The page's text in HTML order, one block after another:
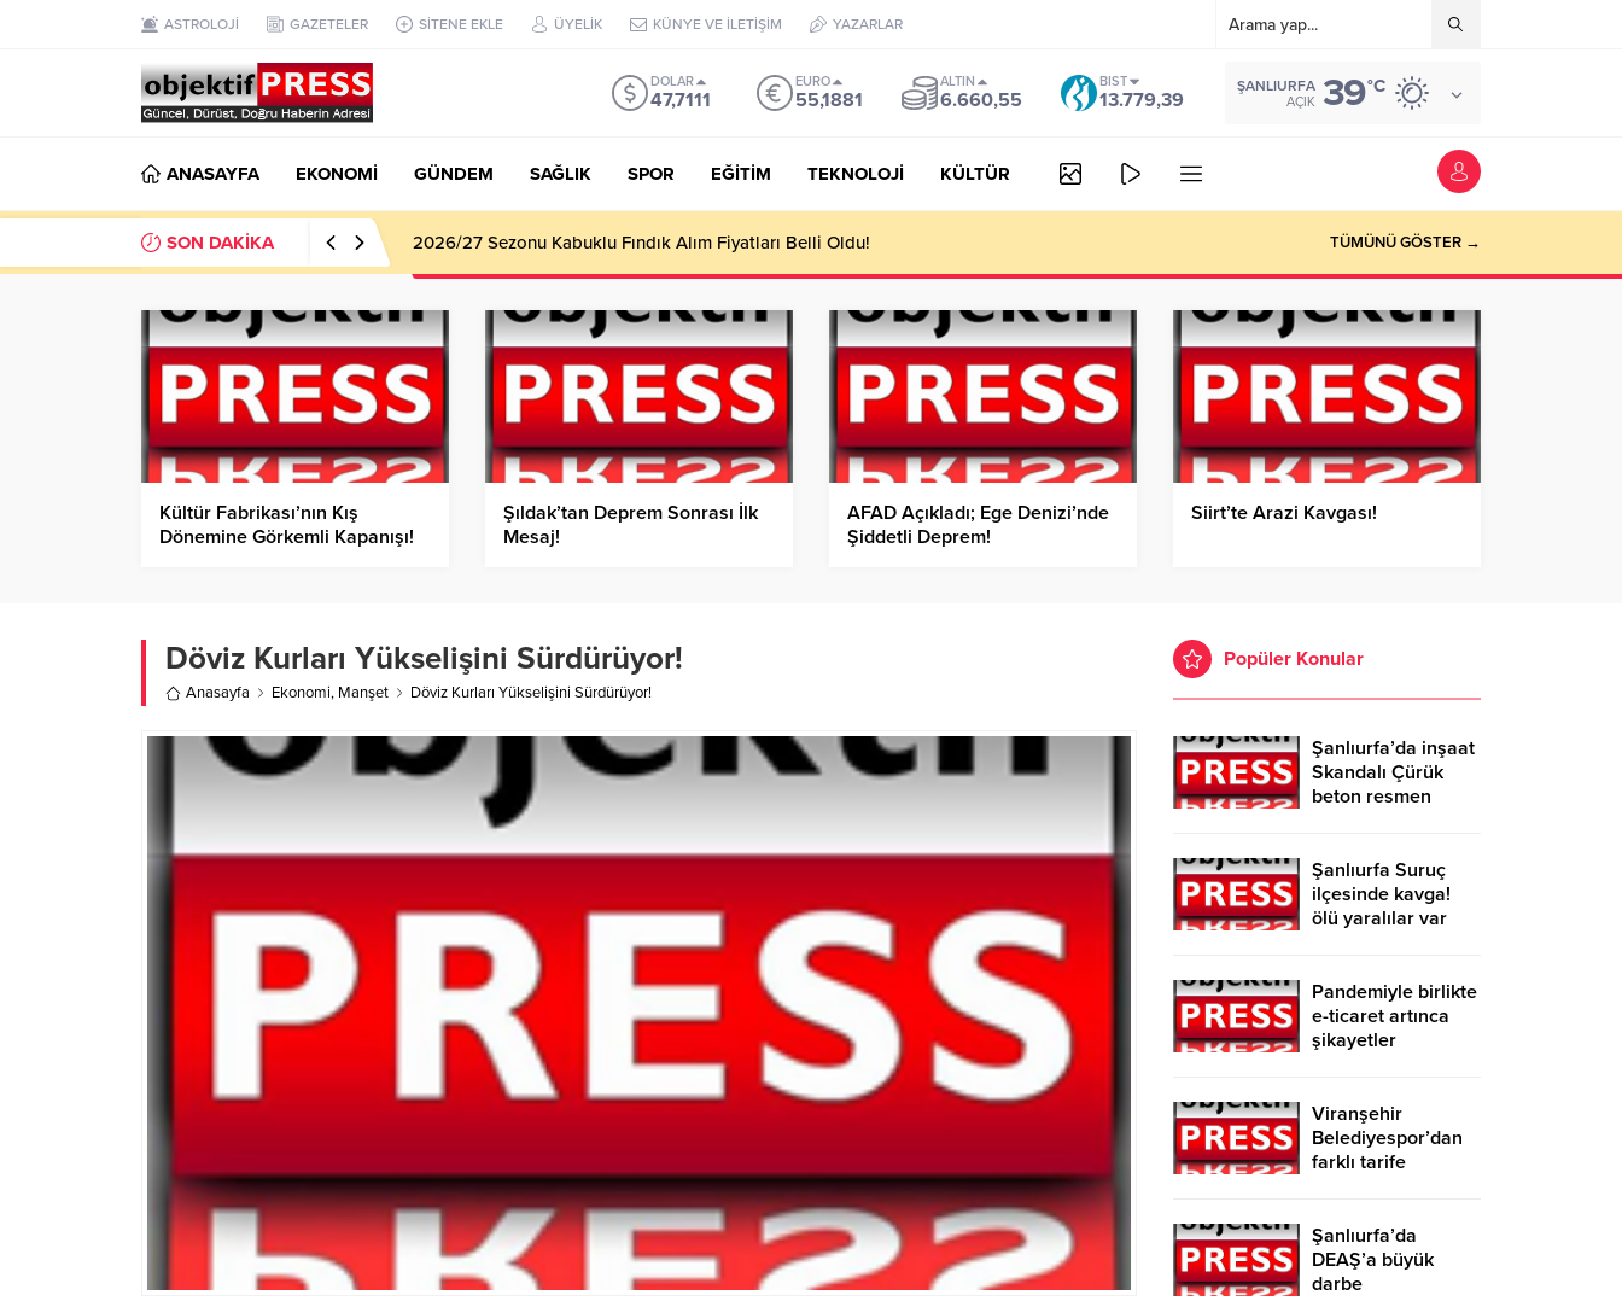
ASTROLOJİ GAZETELER SİTENE EKLE ÜYELİK KÜNYE VE İLETİŞİM YAZARLAR
DOLAR
47,7111
EURO
55,1881
ALTIN
6.660,55
BIST
13.779,39
ŞANLIURFA
AÇIK 39°C
ANASAYFA EKONOMİ GÜNDEM SAĞLIK SPOR EĞİTİM TEKNOLOJİ KÜLTÜR
SON DAKİKA 2026/27 Sezonu Kabuklu Fındık Alım Fiyatları Belli Oldu! TÜMÜNÜ GÖSTER →
Kültür Fabrikası’nın Kış
Dönemine Görkemli Kapanışı!
Şıldak’tan Deprem Sonrası İlk
Mesaj!
AFAD Açıkladı; Ege Denizi’nde
Şiddetli Deprem!
Siirt’te Arazi Kavgası!
Döviz Kurları Yükselişini Sürdürüyor!
Anasayfa Ekonomi, Manşet Döviz Kurları Yükselişini Sürdürüyor!
Popüler Konular
Şanlıurfa’da inşaat
Skandalı Çürük
beton resmen
Şanlıurfa Suruç
ilçesinde kavga!
ölü yaralılar var
Pandemiyle birlikte
e-ticaret artınca
şikayetler
Viranşehir
Belediyespor’dan
farklı tarife
Şanlıurfa’da
DEAŞ’a büyük
darbe